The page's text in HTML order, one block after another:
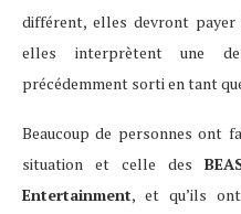
différent, elles devront payer
elles interprètent une
précédemment sorti en tant
Beaucoup de personnes ont
situation et celle des
Entertainment, et qu’ils